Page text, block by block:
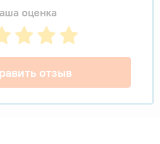
оценка
отзыв